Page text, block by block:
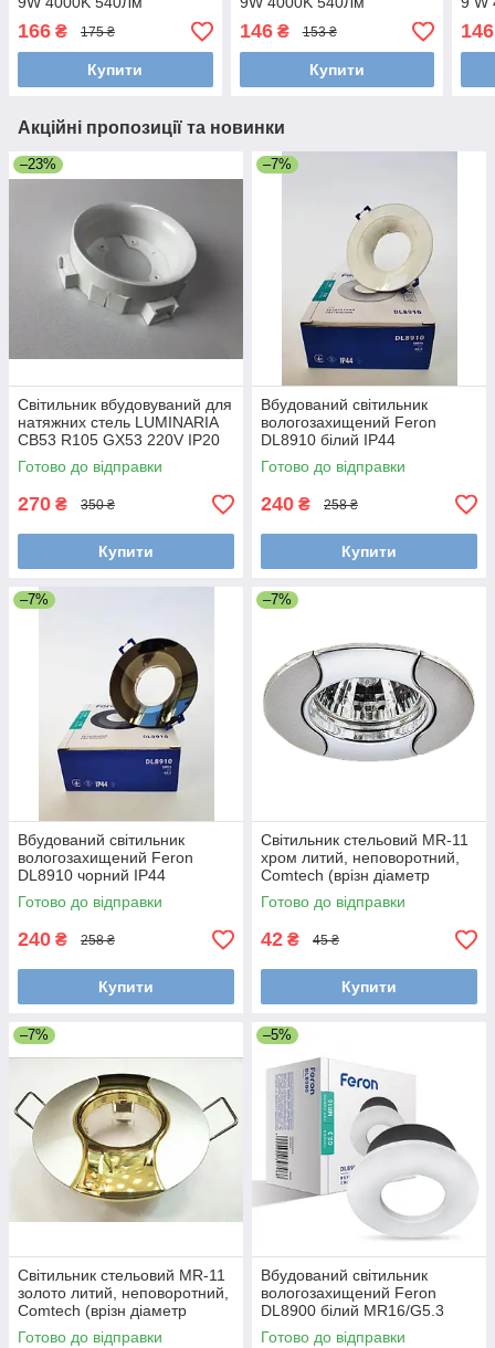
166 ₴ 175 ₴
Купити
146₴ 153 ₴
Купити
146
Акційні пропозиції та новинки
–23%
Світильник вбудовуваний для
натяжних стель LUMINARIA
СВ53 R105 GX53 220V IP20
105x35мм
Готово до відправки
270 ₴ 350 ₴
Купити
–7%
Вбудований світильник
вологозахищений Feron
DL8910 білий IP44
Готово до відправки
240 ₴ 258 ₴
Купити
–7%
Вбудований світильник
вологозахищений Feron
DL8910 чорний IP44
Готово до відправки
240 ₴ 258 ₴
Купити
–7%
Світильник стельовий MR-11
хром литий, неповоротний,
Comtech (врізн діаметр
45мм)
Готово до відправки
42 ₴ 45 ₴
Купити
–7%
Світильник стельовий MR-11
золото литий, неповоротний,
Comtech (врізн діаметр
45мм)
Готово до відправки
–5%
Вбудований світильник
вологозахищений Feron
DL8900 білий MR16/G5.3
кола, IP44
Готово до відправки